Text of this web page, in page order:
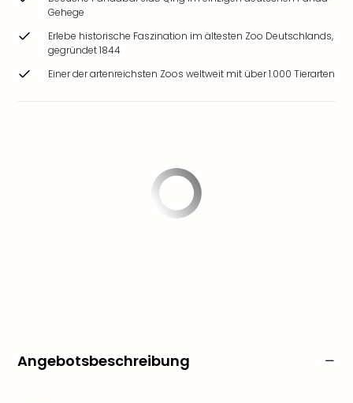
Gehege
Erlebe historische Faszination im ältesten Zoo Deutschlands,
gegründet 1844
Einer der artenreichsten Zoos weltweit mit über 1.000 Tierarten
Angebotsbeschreibung